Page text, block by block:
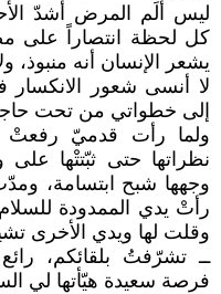
ليس ألَم المرض أشدّ
كل لحظة انتصاراً على
يشعر الإنسان أنه
لا أنسى شعور الانكسار
إلى خطواتي من تحت
ولما رأت قدميّ رفعتْ
نظراتها حتى ثبّتتْها
وجهها شبح ابتسامة،
رأتْ يدي الممدودة
وقلت لها ويدي الأخرى
ــ تشرّفتُ بلقائكم،
فرصة سعيدة هيّأتها لي